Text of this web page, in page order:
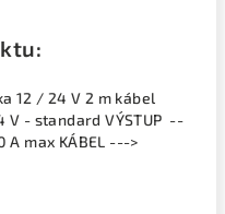
12 / 24 V 2 m kábel
- standard VÝSTUP --
A max KÁBEL --->